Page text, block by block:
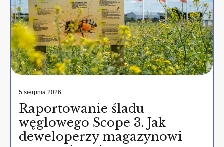
5 sierpnia 2026
Raportowanie śladu
węglowego Scope 3. Jak
deweloperzy magazynowi